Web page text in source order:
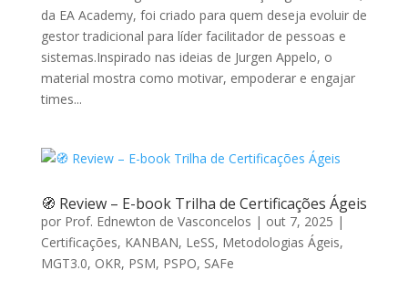
da EA Academy, foi criado para quem deseja evoluir de
gestor tradicional para líder facilitador de pessoas e
sistemas.Inspirado nas ideias de Jurgen Appelo, o
material mostra como motivar, empoderar e engajar
times...
🧭 Review – E-book Trilha de Certificações Ágeis
por Prof. Ednewton de Vasconcelos | out 7, 2025 |
Certificações, KANBAN, LeSS, Metodologias Ágeis,
MGT3.0, OKR, PSM, PSPO, SAFe